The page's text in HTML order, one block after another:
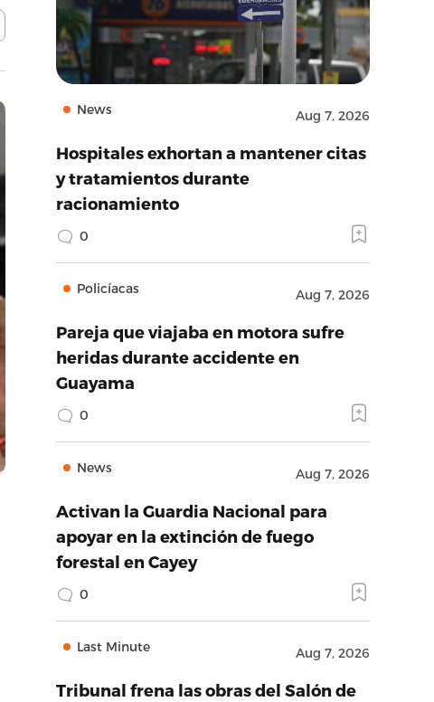
News Aug 7, 2026
Hospitales exhortan a mantener citas
y tratamientos durante
racionamiento
0
Policíacas Aug 7, 2026
Pareja que viajaba en motora sufre
heridas durante accidente en
Guayama
0
News Aug 7, 2026
Activan la Guardia Nacional para
apoyar en la extinción de fuego
forestal en Cayey
0
Last Minute Aug 7, 2026
Tribunal frena las obras del Salón de